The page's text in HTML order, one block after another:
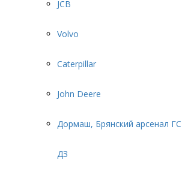
JCB
Volvo
Caterpillar
John Deere
Дормаш, Брянский арсенал ГС
ДЗ